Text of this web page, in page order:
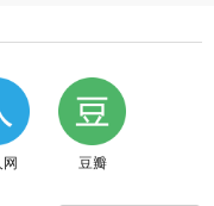
网 豆瓣